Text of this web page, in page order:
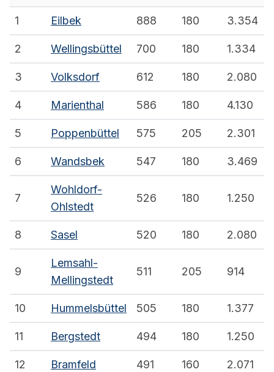
1 Eilbek 888 180 3.354
2 Wellingsbüttel 700 180 1.334
3 Volksdorf 612 180 2.080
4 Marienthal 586 180 4.130
5 Poppenbüttel 575 205 2.301
6 Wandsbek 547 180 3.469
7
Wohldorf-
Ohlstedt
526 180 1.250
8 Sasel 520 180 2.080
9
Lemsahl-
Mellingstedt
511 205 914
10 Hummelsbüttel 505 180 1.377
11 Bergstedt 494 180 1.250
12 Bramfeld 491 160 2.071